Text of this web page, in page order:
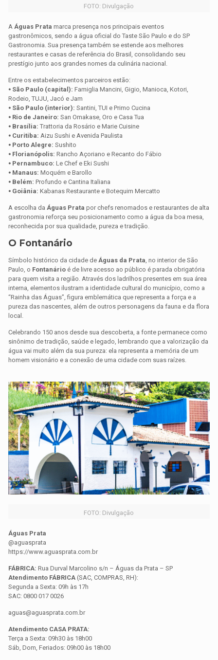
FOTO: Divulgação
A Águas Prata marca presença nos principais eventos
gastronômicos, sendo a água oficial do Taste São Paulo e do SP
Gastronomia. Sua presença também se estende aos melhores
restaurantes e casas de referência do Brasil, consolidando seu
prestígio junto aos grandes nomes da culinária nacional.
Entre os estabelecimentos parceiros estão:
⦁ São Paulo (capital): Famiglia Mancini, Gigio, Manioca, Kotori,
Rodeio, TUJU, Jacó e Jam
⦁ São Paulo (interior): Santini, TUI e Primo Cucina
⦁ Rio de Janeiro: San Omakase, Oro e Casa Tua
⦁ Brasília: Trattoria da Rosário e Marie Cuisine
⦁ Curitiba: Aizu Sushi e Avenida Paulista
⦁ Porto Alegre: Sushito
⦁ Florianópolis: Rancho Açoriano e Recanto do Fábio
⦁ Pernambuco: Le Chef e Eki Sushi
⦁ Manaus: Moquém e Barollo
⦁ Belém: Profundo e Cantina Italiana
⦁ Goiânia: Kabanas Restaurante e Botequim Mercatto
A escolha da Águas Prata por chefs renomados e restaurantes de alta
gastronomia reforça seu posicionamento como a água da boa mesa,
reconhecida por sua qualidade, pureza e tradição.
O Fontanário
Símbolo histórico da cidade de Águas da Prata , no interior de São
Paulo, o Fontanário é de livre acesso ao público é parada obrigatória
para quem visita a região. Através dos ladrilhos presentes em sua área
interna, elementos ilustram a identidade cultural do município, como a
“Rainha das Águas”, figura emblemática que representa a força e a
pureza das nascentes, além de outros personagens da fauna e da flora
local.
Celebrando 150 anos desde sua descoberta, a fonte permanece como
sinônimo de tradição, saúde e legado, lembrando que a valorização da
água vai muito além da sua pureza: ela representa a memória de um
homem visionário e a conexão de uma cidade com suas raízes.
FOTO: Divulgação
Águas Prata
@aguasprata
https://www.aguasprata.com.br
FÁBRICA: Rua Durval Marcolino s/n – Águas da Prata – SP
Atendimento FÁBRICA (SAC, COMPRAS, RH):
Segunda a Sexta: 09h às 17h
SAC: 0800 017 0026
aguas@aguasprata.com.br
Atendimento CASA PRATA:
Terça a Sexta: 09h30 às 18h00
Sáb, Dom, Feriados: 09h00 às 18h00